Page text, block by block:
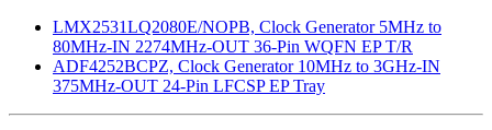
LMX2531LQ2080E/NOPB, Clock Generator 5MHz to
80MHz-IN 2274MHz-OUT 36-Pin WQFN EP T/R
ADF4252BCPZ, Clock Generator 10MHz to 3GHz-IN
375MHz-OUT 24-Pin LFCSP EP Tray